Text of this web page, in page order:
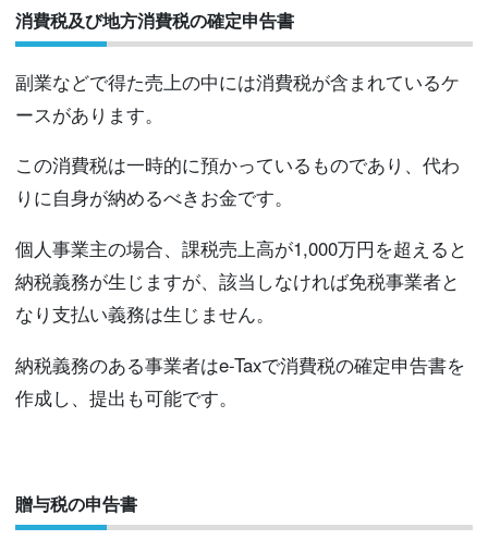
消費税及び地方消費税の確定申告書
副業などで得た売上の中には消費税が含まれているケ
ースがあります。
この消費税は一時的に預かっているものであり、代わ
りに自身が納めるべきお金です。
個人事業主の場合、課税売上高が1,000万円を超えると
納税義務が生じますが、該当しなければ免税事業者と
なり支払い義務は生じません。
納税義務のある事業者はe-Taxで消費税の確定申告書を
作成し、提出も可能です。
贈与税の申告書